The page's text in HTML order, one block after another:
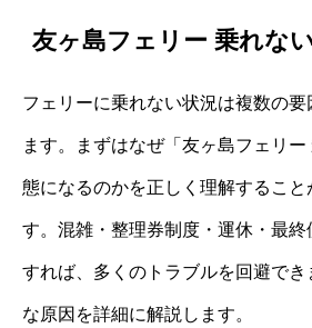
友ヶ島フェリー 乗れな
フェリーに乗れない状況は複数の要
ます。まずはなぜ「友ヶ島フェリ
態になるのかを正しく理解するこ
す。混雑・整理券制度・運休・最
すれば、多くのトラブルを回避で
な原因を詳細に解説します。